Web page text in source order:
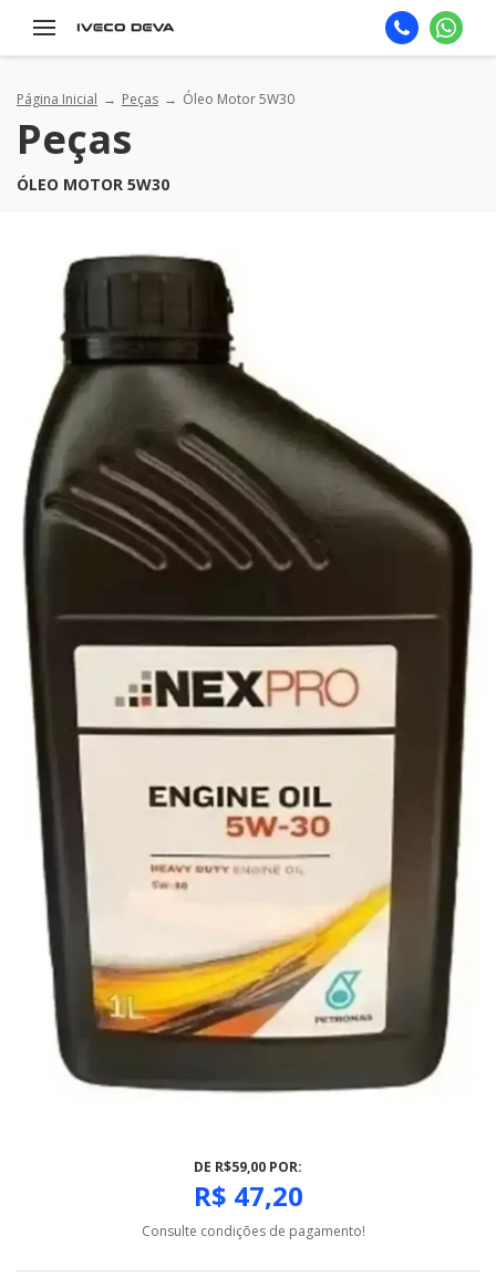
Página Inicial Peças Óleo Motor 5W30
Peças
ÓLEO MOTOR 5W30
DE R$59,00 POR:
R$ 47,20
Consulte condições de pagamento!